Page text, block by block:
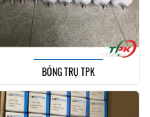
BÓNG TRỤ TPK